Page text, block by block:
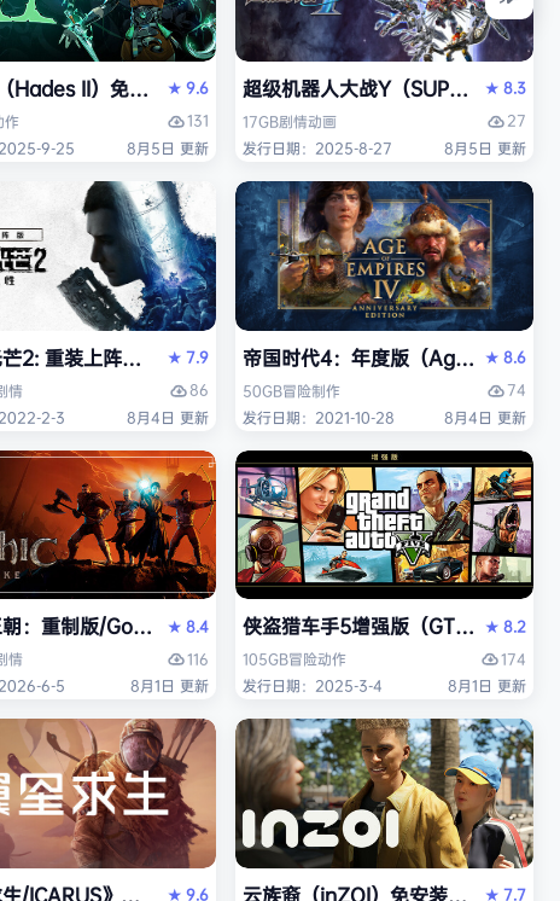
Hades II）免安装中文版
★9.6
作
131
9-25
8月5日 更新
超级机器人大战Y（SUPER ★8.3
17GB剧情动画
27
发行日期：2025-8-27
8月5日 更新
芒2: 重装上阵版（Dying Light 2 Stay Human: Reloaded
★7.9
情
86
2-3
8月4日 更新
帝国时代4：年度版（Age of
★8.6
50GB冒险制作
74
发行日期：2021-10-28
8月4日 更新
文版
朝：重制版/Gothic 1 Remake》免安装中文版
★8.4
情
116
6-5
8月1日 更新
侠盗猎车手5增强版（GTA5增强
★8.2
105GB冒险动作
174
发行日期：2025-3-4
8月1日 更新
/ICARUS》免安装中文版
★9.6
云族裔（inZOI）免安装中文版
★7.7